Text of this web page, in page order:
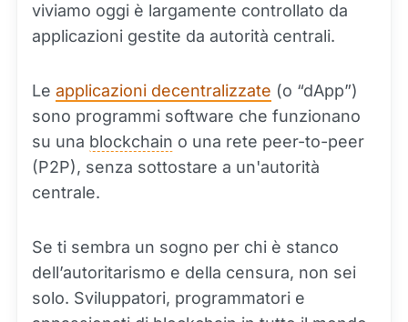
viviamo oggi è largamente controllato da
applicazioni gestite da autorità centrali.
Le applicazioni decentralizzate (o “dApp”)
sono programmi software che funzionano
su una blockchain o una rete peer-to-peer
(P2P), senza sottostare a un'autorità
centrale.
Se ti sembra un sogno per chi è stanco
dell’autoritarismo e della censura, non sei
solo. Sviluppatori, programmatori e